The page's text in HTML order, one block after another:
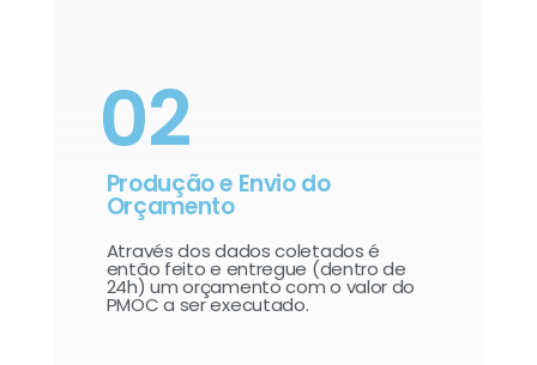
02
Produção e Envio do
Orçamento
Através dos dados coletados é
então feito e entregue (dentro de
24h) um orçamento com o valor do
PMOC a ser executado.